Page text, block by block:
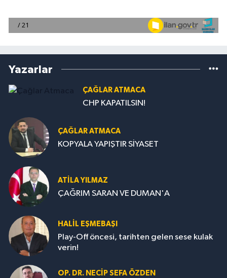
Yazarlar
ÇAĞLAR ATMACA
CHP KAPATILSIN!
ÇAĞLAR ATMACA
KOPYALA YAPIŞTIR SİYASET
ATILA YILMAZ
ÇAĞRIM SARAN VE DUMAN'A
HALIL EŞMEBAŞI
Play-Off öncesi, tarihten gelen sese kulak
verin!
OP. DR. NECIP SEFA ÖZDEN